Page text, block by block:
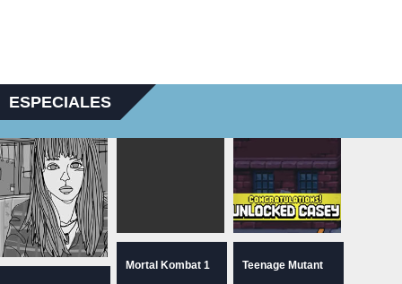
ESPECIALES
Mortal Kombat 1
Teenage Mutant